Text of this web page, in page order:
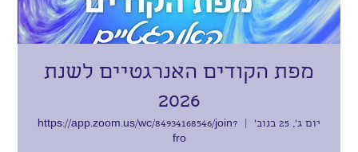
מפת הקודים האנרגטיים לשנת
2026
יום ג׳, 25 בנוב׳
https://app.zoom.us/wc/84934168546/join?
fro